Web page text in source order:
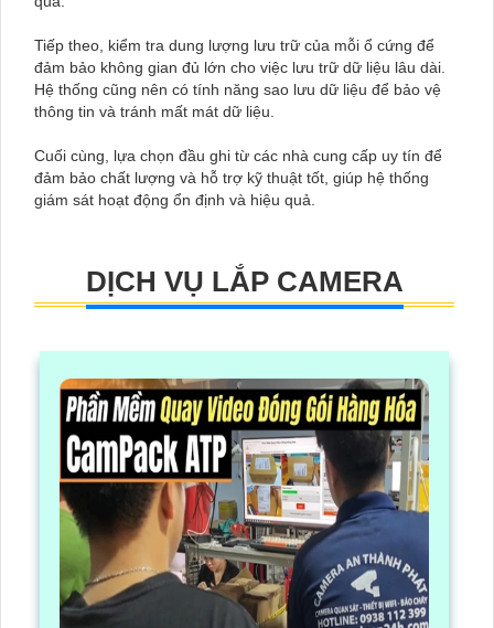
Tiếp theo, kiểm tra dung lượng lưu trữ của mỗi ổ cứng để
đảm bảo không gian đủ lớn cho việc lưu trữ dữ liệu lâu dài.
Hệ thống cũng nên có tính năng sao lưu dữ liệu để bảo vệ
thông tin và tránh mất mát dữ liệu.
Cuối cùng, lựa chọn đầu ghi từ các nhà cung cấp uy tín để
đảm bảo chất lượng và hỗ trợ kỹ thuật tốt, giúp hệ thống
giám sát hoạt động ổn định và hiệu quả.
DỊCH VỤ LẮP CAMERA